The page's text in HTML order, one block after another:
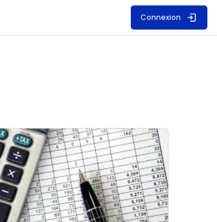
Connexion
Comptabilité